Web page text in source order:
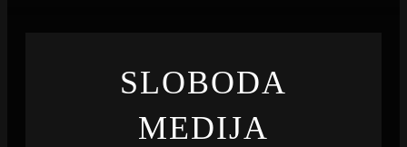
SLOBODA
MEDIJA